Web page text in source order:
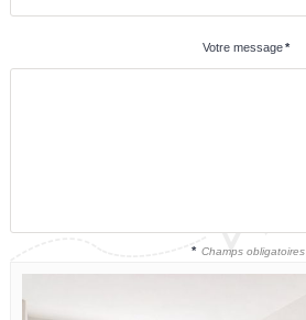
Votre message *
* Champs obligatoires